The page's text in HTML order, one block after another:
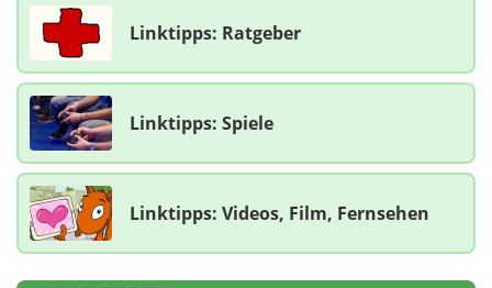
Linktipps: Ratgeber
Linktipps: Spiele
Linktipps: Videos, Film, Fernsehen